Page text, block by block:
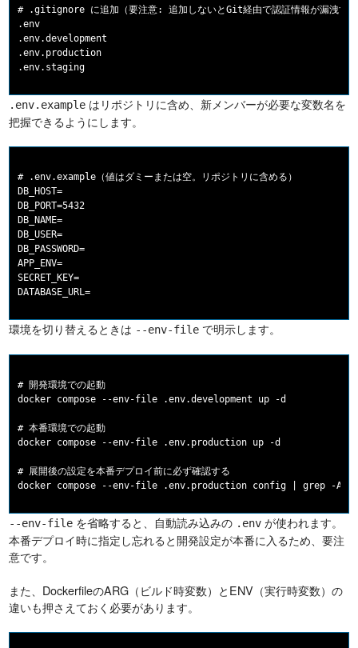
# .gitignore に追加（要注意: 追加しないとGit経由で認証情報が漏洩す
.env
.env.development
.env.production
.env.example はリポジトリに含め、新メンバーが必要な変数名を
把握できるようにします。
# .env.example（値はダミーまたは空。リポジトリに含める）
DB_HOST=
DB_PORT=5432
DB_NAME=
DB_USER=
DB_PASSWORD=
APP_ENV=
SECRET_KEY=
環境を切り替えるときは --env-file で明示します。
# 開発環境での起動
docker compose --env-file .env.development up -d
# 本番環境での起動
docker compose --env-file .env.production up -d
# 展開後の設定を本番デプロイ前に必ず確認する
--env-file を省略すると、自動読み込みの .env が使われます。
本番デプロイ時に指定し忘れると開発設定が本番に入るため、要注
意です。
また、DockerfileのARG（ビルド時変数）とENV（実行時変数）の
違いも押さえておく必要があります。